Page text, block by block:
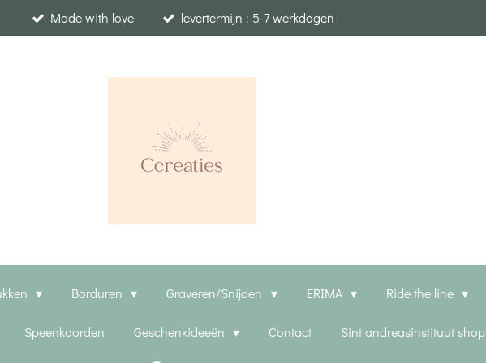
Made with love levertermijn : 5-7 werkdagen
Borduren Graveren/Snijden ERIMA Ride the line
Speenkoorden Geschenkideeën Contact Sint andreasinstituut shop